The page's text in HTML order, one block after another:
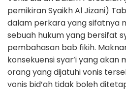
pemikiran Syaikh Al Jizani)
dalam perkara yang sifatnya
sebuah hukum yang bersifat
pembahasan bab fikih.
konsekuensi syar’i yang akan
orang yang dijatuhi vonis
vonis bid’ah tidak boleh